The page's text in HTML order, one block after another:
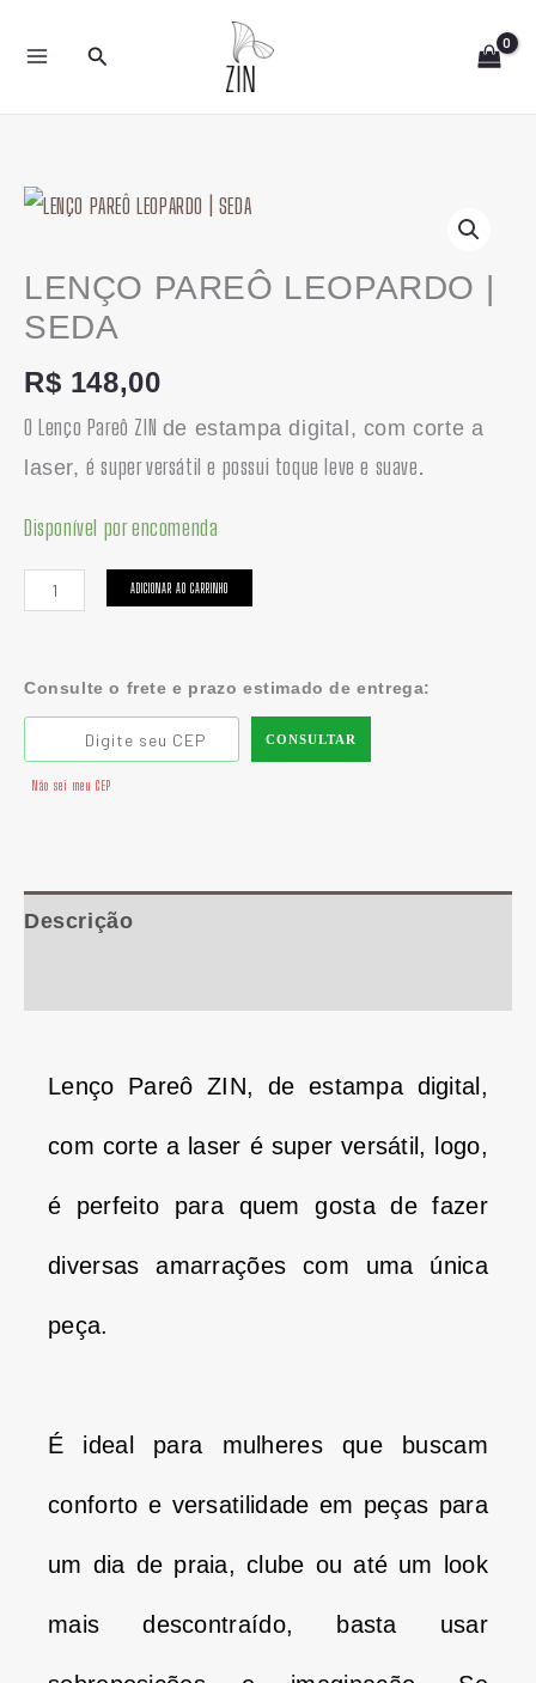
para
Pesquisar
LENÇO PAREÔ LEOPARDO |
SEDA
R$ 148,00
O Lenço Pareô ZIN de estampa digital, com corte a
laser,é super versátil e possui toque leve e suave.
Disponível por encomenda
LENÇO
LEOPARDO
|
quantidade
ADICIONAR AO CARRINHO
Consulte o frete e prazo estimado de entrega:
CONSULTAR
Não sei meu CEP
Descrição
Lenço Pareô ZIN, de estampa digital,
com corte a laser é super versátil, logo,
é perfeito para quem gosta de fazer
diversas amarrações com uma única
peça.
É ideal para mulheres que buscam
conforto e versatilidade em peças para
um dia de praia, clube ou até um look
mais descontraído, basta usar